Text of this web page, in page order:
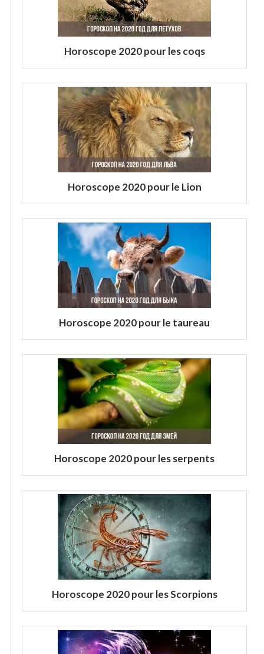
Horoscope 2020 pour les coqs
Horoscope 2020 pour le Lion
Horoscope 2020 pour le taureau
Horoscope 2020 pour les serpents
Horoscope 2020 pour les Scorpions